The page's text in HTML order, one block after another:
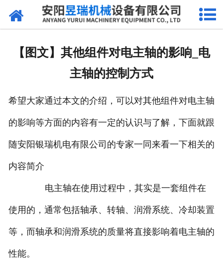
网站首页
联系我们
【图文】其他组件对电主轴的影响_电
主轴的控制方式
希望大家通过本文的介绍，可以对其他组件对电主轴
的影响等方面的内容有一定的认识与了解，下面就跟
随安阳银瑞机电有限公司的专家一同来看一下相关的
内容简介
电主轴在使用过程中，其实是一套组件在
使用的，通常包括轴承、转轴、润滑系统、冷却装置
等，而轴承和润滑系统的质量将直接影响着电主轴的
性能。